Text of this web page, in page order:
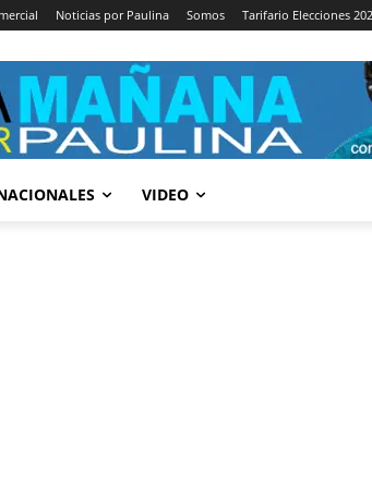
Noticias por Paulina Somos Tarifario Elecciones
VIDEO